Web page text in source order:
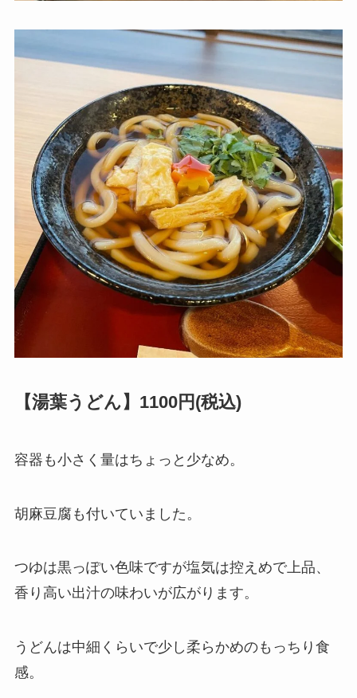
【湯葉うどん】1100円(税込)
容器も小さく量はちょっと少なめ。
胡麻豆腐も付いていました。
つゆは黒っぽい色味ですが塩気は控えめで上品、
香り高い出汁の味わいが広がります。
うどんは中細くらいで少し柔らかめのもっちり食
感。